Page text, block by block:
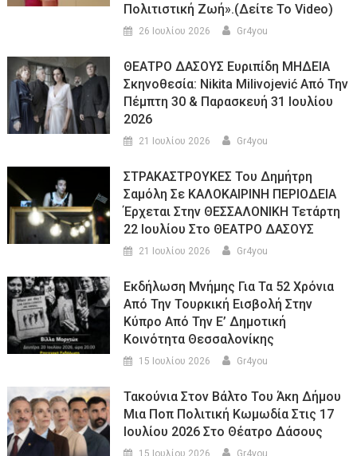
Πολιτιστική Ζωή».(Δείτε Το Video)
26 Ιουλίου 2026 Gr4you
ΘΕΑΤΡΟ ΔΑΣΟΥΣ Ευριπίδη ΜΗΔΕΙΑ
Σκηνοθεσία: Nikita Milivojević Από Την
Πέμπτη 30 & Παρασκευή 31 Ιουλίου
2026
21 Ιουλίου 2026 Gr4you
ΣΤΡΑΚΑΣΤΡΟΥΚΕΣ Του Δημήτρη
Σαμόλη Σε ΚΑΛΟΚΑΙΡΙΝΗ ΠΕΡΙΟΔΕΙΑ
Έρχεται Στην ΘΕΣΣΑΛΟΝΙΚΗ Τετάρτη
22 Ιουλίου Στο ΘΕΑΤΡΟ ΔΑΣΟΥΣ
21 Ιουλίου 2026 Gr4you
Εκδήλωση Μνήμης Για Τα 52 Χρόνια
Από Την Τουρκική Εισβολή Στην
Κύπρο Από Την Ε’ Δημοτική
Κοινότητα Θεσσαλονίκης
15 Ιουλίου 2026 Gr4you
Τακούνια Στον Βάλτο Του Άκη Δήμου
Μια Ποπ Πολιτική Κωμωδία Στις 17
Ιουλίου 2026 Στο Θέατρο Δάσους
15 Ιουλίου 2026 Gr4you